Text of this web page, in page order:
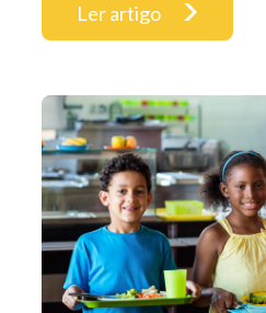
Ler artigo